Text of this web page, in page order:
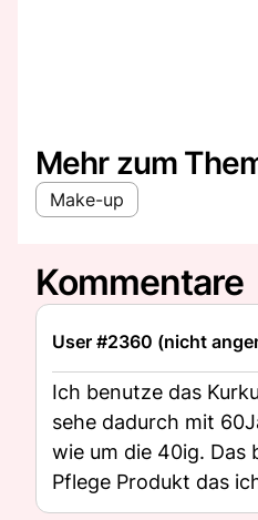
Mehr zum
Make-up
Kommentare
User #2360 (nicht
Ich benutze das
sehe dadurch mit
wie um die 40ig. Das
Pflege Produkt das
empfehlenswert und